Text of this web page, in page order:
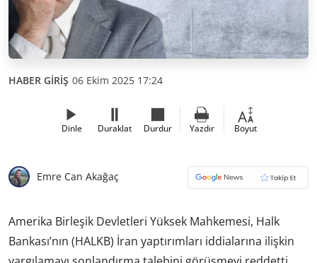
HABER GİRİŞ 06 Ekim 2025 17:24
Dinle Duraklat Durdur Yazdır Boyut
Emre Can Akağaç
Amerika Birleşik Devletleri Yüksek Mahkemesi, Halk
Bankası’nın (HALKB) İran yaptırımları iddialarına ilişkin